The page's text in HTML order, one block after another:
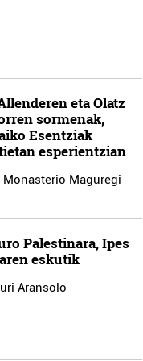
eta
teknologiaz
teknologia hori
eta Olatz
sormenak,
Esentziak
esperientzian
Maguregi
Palestinara, Ipes
eskutik
Aransolo